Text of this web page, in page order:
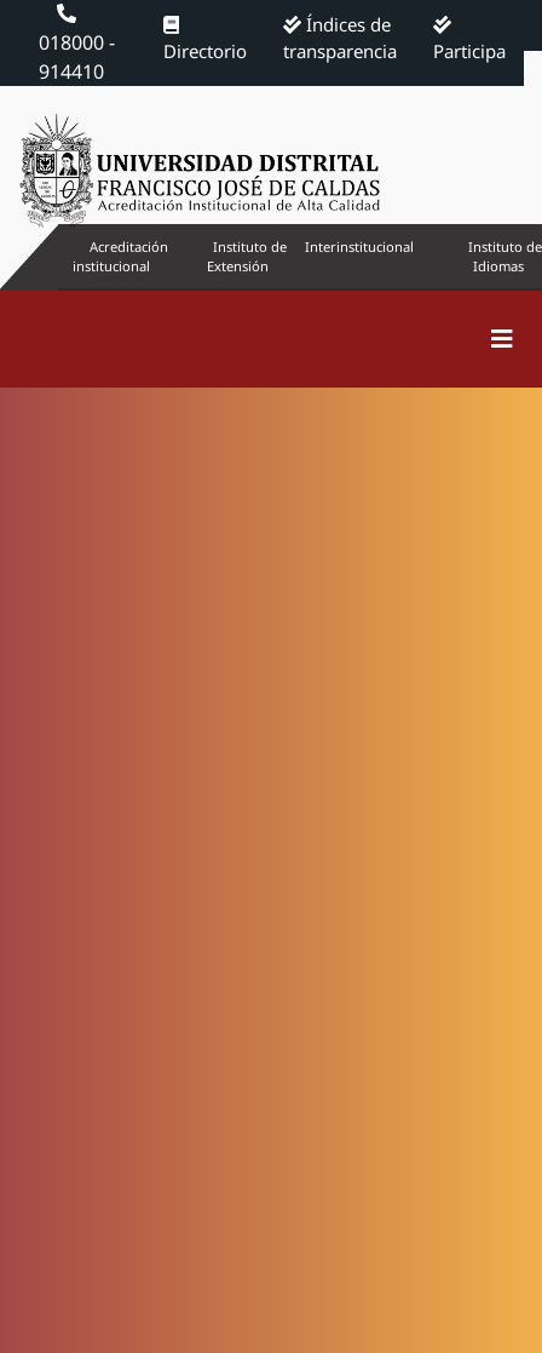
018000 -
914410
Directorio
Índices de
transparencia
Participa
Acreditación
institucional
Instituto de
Extensión
Interinstitucional
Instituto de
Idiomas